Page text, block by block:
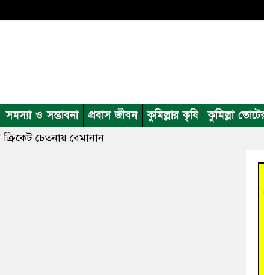
সমস্যা ও সম্ভাবনা প্রবাস জীবন কুমিল্লার কৃষি কুমিল্লা
চেতনায় বেমানান